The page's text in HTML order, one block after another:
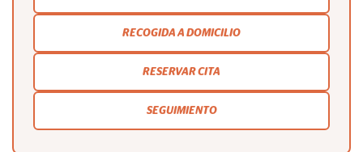
RECOGIDA A DOMICILIO
RESERVAR CITA
SEGUIMIENTO